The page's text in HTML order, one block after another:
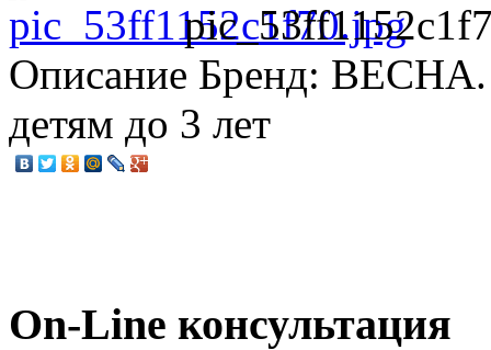
Описание Бренд: ВЕСНА.
детям до 3 лет
On-Line консультация